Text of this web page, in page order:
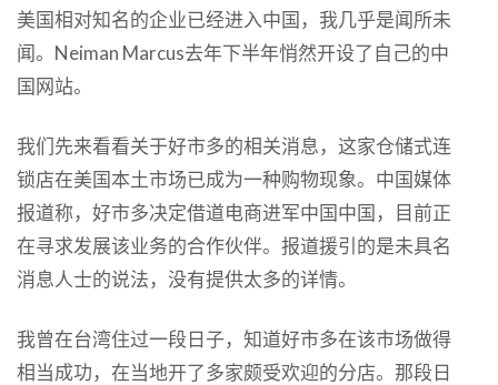
美国相对知名的企业已经进入中国，我几乎是闻所未
闻。Neiman Marcus去年下半年悄然开设了自己的中
国网站。
我们先来看看关于好市多的相关消息，这家仓储式连
锁店在美国本土市场已成为一种购物现象。中国媒体
报道称，好市多决定借道电商进军中国中国，目前正
在寻求发展该业务的合作伙伴。报道援引的是未具名
消息人士的说法，没有提供太多的详情。
我曾在台湾住过一段日子，知道好市多在该市场做得
相当成功，在当地开了多家颇受欢迎的分店。那段日